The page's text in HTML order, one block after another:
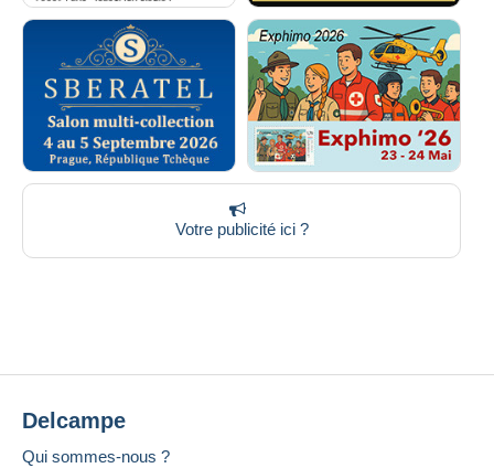
Votre publicité ici ?
Delcampe
Qui sommes-nous ?